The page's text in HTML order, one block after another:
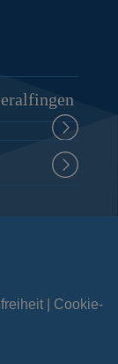
Cookie-